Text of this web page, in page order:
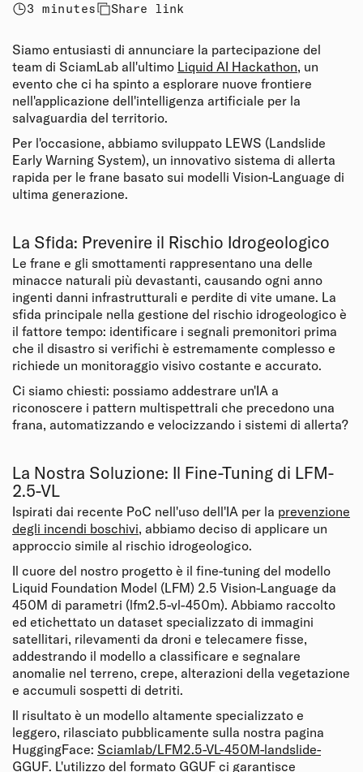
Siamo entusiasti di annunciare la partecipazione del
team di SciamLab all'ultimo Liquid AI Hackathon, un
evento che ci ha spinto a esplorare nuove frontiere
nell'applicazione dell'intelligenza artificiale per la
salvaguardia del territorio.
Per l'occasione, abbiamo sviluppato LEWS (Landslide
Early Warning System), un innovativo sistema di allerta
rapida per le frane basato sui modelli Vision-Language di
ultima generazione.
La Sfida: Prevenire il Rischio Idrogeologico
Le frane e gli smottamenti rappresentano una delle
minacce naturali più devastanti, causando ogni anno
ingenti danni infrastrutturali e perdite di vite umane. La
sfida principale nella gestione del rischio idrogeologico è
il fattore tempo: identificare i segnali premonitori prima
che il disastro si verifichi è estremamente complesso e
richiede un monitoraggio visivo costante e accurato.
Ci siamo chiesti: possiamo addestrare un'IA a
riconoscere i pattern multispettrali che precedono una
frana, automatizzando e velocizzando i sistemi di allerta?
La Nostra Soluzione: Il Fine-Tuning di LFM-
2.5-VL
Ispirati dai recente PoC nell'uso dell'IA per la prevenzione
degli incendi boschivi, abbiamo deciso di applicare un
approccio simile al rischio idrogeologico.
Il cuore del nostro progetto è il fine-tuning del modello
Liquid Foundation Model (LFM) 2.5 Vision-Language da
450M di parametri (lfm2.5-vl-450m). Abbiamo raccolto
ed etichettato un dataset specializzato di immagini
satellitari, rilevamenti da droni e telecamere fisse,
addestrando il modello a classificare e segnalare
anomalie nel terreno, crepe, alterazioni della vegetazione
e accumuli sospetti di detriti.
Il risultato è un modello altamente specializzato e
leggero, rilasciato pubblicamente sulla nostra pagina
HuggingFace: Sciamlab/LFM2.5-VL-450M-landslide-
GGUF. L'utilizzo del formato GGUF ci garantisce
3 minutes Share link